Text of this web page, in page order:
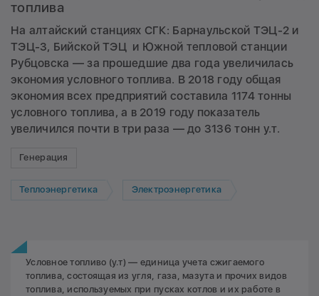
топлива
На алтайский станциях СГК: Барнаульской ТЭЦ-2 и
ТЭЦ-3, Бийской ТЭЦ и Южной тепловой станции
Рубцовска — за прошедшие два года увеличилась
экономия условного топлива. В 2018 году общая
экономия всех предприятий составила 1174 тонны
условного топлива, а в 2019 году показатель
увеличился почти в три раза — до 3136 тонн у.т.
Генерация
Теплоэнергетика Электроэнергетика
Условное топливо (у.т) — единица учета сжигаемого
топлива, состоящая из угля, газа, мазута и прочих видов
топлива, используемых при пусках котлов и их работе в